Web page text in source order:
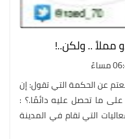
مملاً .. ولكن..!
عن الحكمة التي تقول: إن
ما تحصل عليه دائمًا.؟ :
التي تقام في المدينة